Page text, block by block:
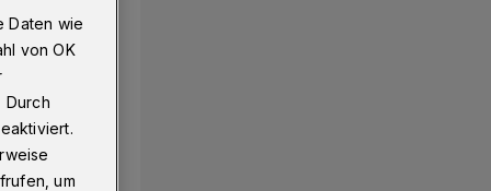
Daten wie
von OK
Durch
um